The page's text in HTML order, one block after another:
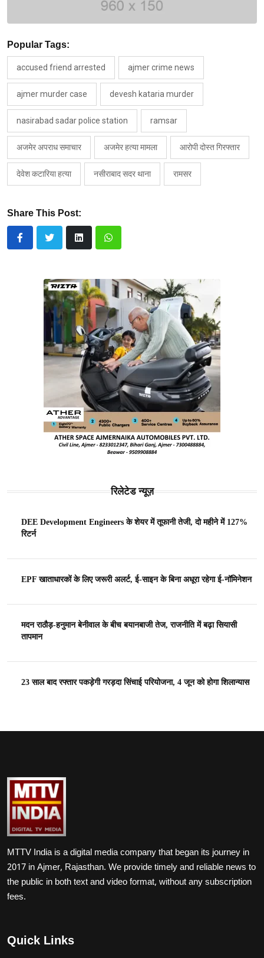
Popular Tags:
accused friend arrested ajmer crime news
ajmer murder case devesh kataria murder
nasirabad sadar police station ramsar
अजमेर अपराध समाचार अजमेर हत्या मामला आरोपी दोस्त गिरफ्तार
देवेश कटारिया हत्या नसीराबाद सदर थाना रामसर
Share This Post:
रिलेटेड न्यूज़
DEE Development Engineers के शेयर में तूफानी तेजी, दो महीने में 127%
रिटर्न
EPF खाताधारकों के लिए जरूरी अलर्ट, ई-साइन के बिना अधूरा रहेगा ई-नॉमिनेशन
मदन राठौड़-हनुमान बेनीवाल के बीच बयानबाजी तेज, राजनीति में बढ़ा सियासी
तापमान
23 साल बाद रफ्तार पकड़ेगी गरड़दा सिंचाई परियोजना, 4 जून को होगा शिलान्यास
MTTV India is a digital media company that began its journey in
2017 in Ajmer, Rajasthan. We provide timely and reliable news to
the public in both text and video format, without any subscription
fees.
Quick Links